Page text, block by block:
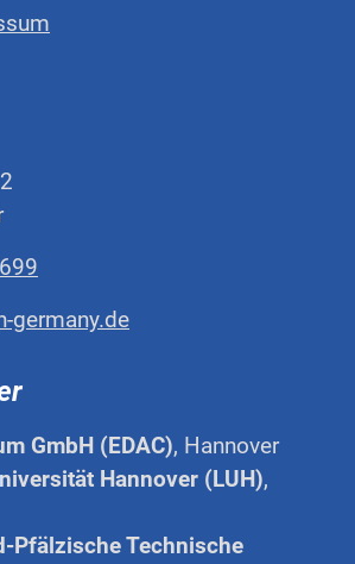
germany.de
GmbH (EDAC), Hannover
Hannover (LUH),
Pfälzische Technische